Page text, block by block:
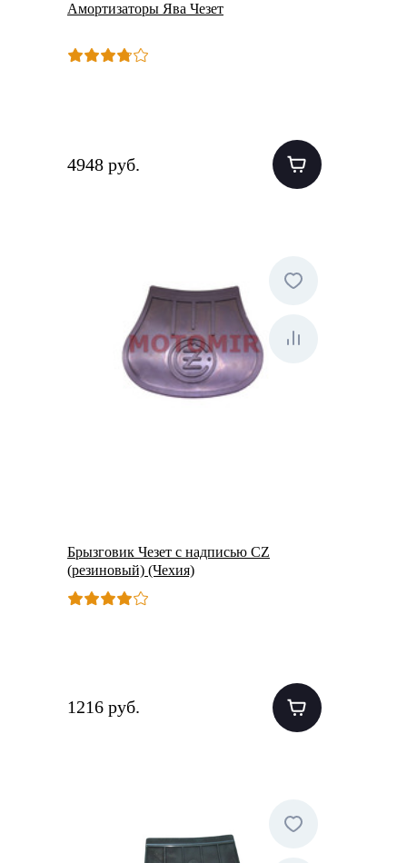
Амортизаторы Ява Чезет
4948 руб.
Брызговик Чезет с надписью CZ
(резиновый) (Чехия)
1216 руб.